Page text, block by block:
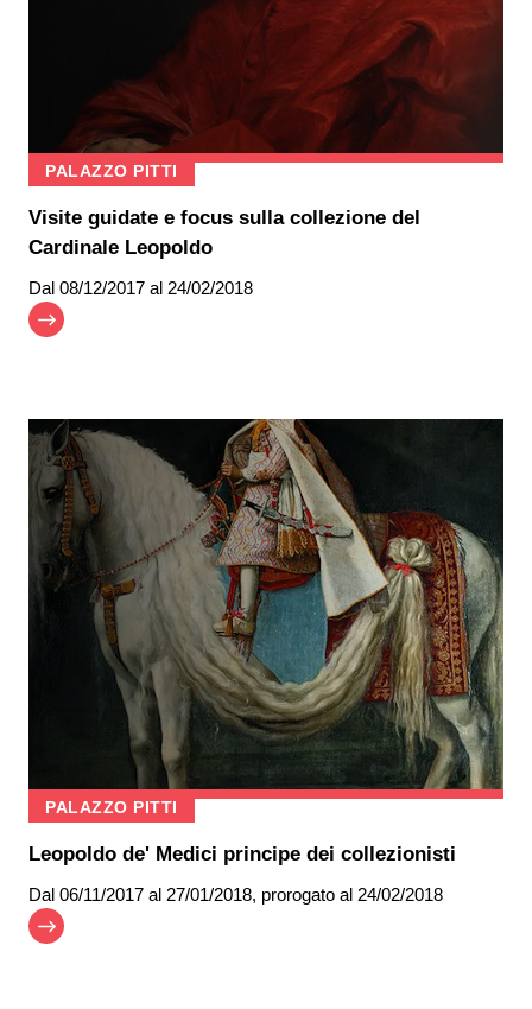
PALAZZO PITTI
Visite guidate e focus sulla collezione del
Cardinale Leopoldo
Dal 08/12/2017 al 24/02/2018
PALAZZO PITTI
Leopoldo de' Medici principe dei collezionisti
Dal 06/11/2017 al 27/01/2018, prorogato al 24/02/2018